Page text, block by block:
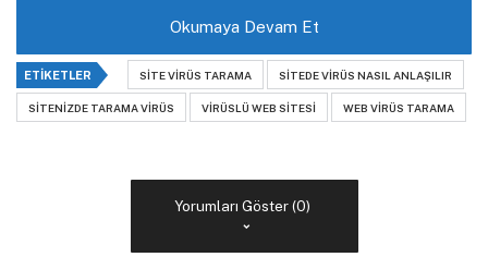
Okumaya Devam Et
ETIKETLER SITE VIRÜS TARAMA SITEDE VIRÜS NASIL ANLAŞILIR
SITENIZDE TARAMA VIRÜS VIRÜSLÜ WEB SITESI WEB VIRÜS TARAMA
Yorumları Göster (0)